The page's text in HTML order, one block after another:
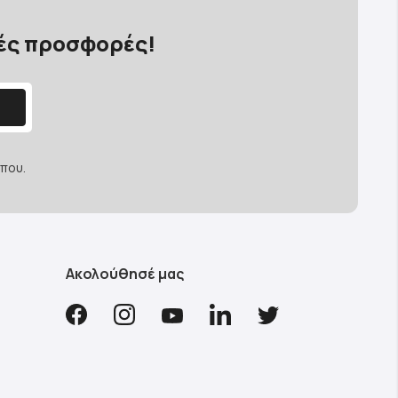
προσφορές!
Ακολούθησέ μας